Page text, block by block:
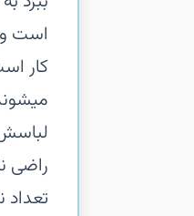
است و
کار
راضی
تعداد